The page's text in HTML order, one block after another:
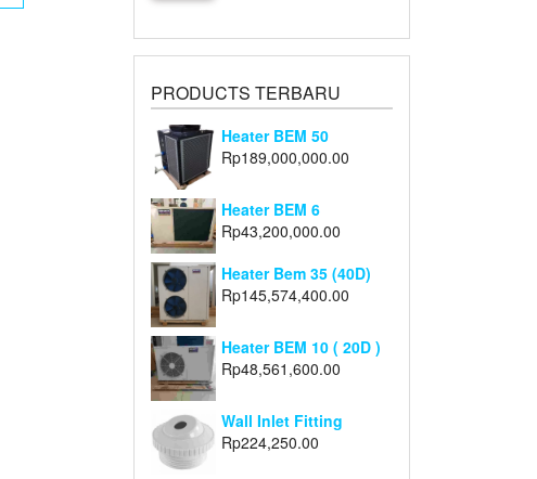
PRODUCTS TERBARU
Heater BEM 50
Rp189,000,000.00
Heater BEM 6
Rp43,200,000.00
Heater Bem 35 (40D)
Rp145,574,400.00
Heater BEM 10 ( 20D )
Rp48,561,600.00
Wall Inlet Fitting
Rp224,250.00